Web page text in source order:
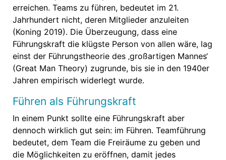
erreichen. Teams zu führen, bedeutet im 21.
Jahrhundert nicht, deren Mitglieder anzuleiten
(Koning 2019). Die Überzeugung, dass eine
Führungskraft die klügste Person von allen wäre, lag
einst der Führungstheorie des ‚großartigen Mannes‘
(Great Man Theory) zugrunde, bis sie in den 1940er
Jahren empirisch widerlegt wurde.
Führen als Führungskraft
In einem Punkt sollte eine Führungskraft aber
dennoch wirklich gut sein: im Führen. Teamführung
bedeutet, dem Team die Freiräume zu geben und
die Möglichkeiten zu eröffnen, damit jedes